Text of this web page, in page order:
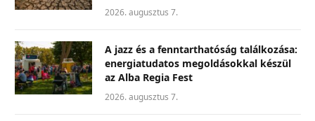
2026. augusztus 7.
A jazz és a fenntarthatóság találkozása:
energiatudatos megoldásokkal készül
az Alba Regia Fest
2026. augusztus 7.